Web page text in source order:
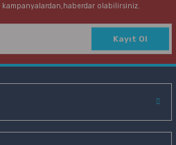
kampanyalardan,haberdar olabilirsiniz.
Kayıt Ol